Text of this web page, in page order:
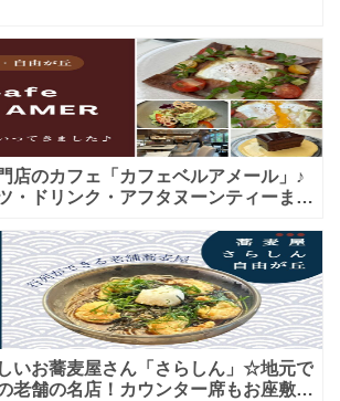
店のカフェ「カフェベルアメール」♪
・ドリンク・アフタヌーンティーまで
いお蕎麦屋さん「さらしん」☆地元で
老舗の名店！カウンター席もお座敷も